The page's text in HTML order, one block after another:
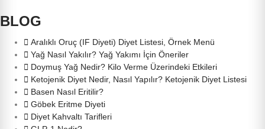
BLOG
Aralıklı Oruç (IF Diyeti) Diyet Listesi, Örnek Menü
Yağ Nasıl Yakılır? Yağ Yakımı İçin Öneriler
Doymuş Yağ Nedir? Kilo Verme Üzerindeki Etkileri
Ketojenik Diyet Nedir, Nasıl Yapılır? Ketojenik Diyet Listesi
Basen Nasıl Eritilir?
Göbek Eritme Diyeti
Diyet Kahvaltı Tarifleri